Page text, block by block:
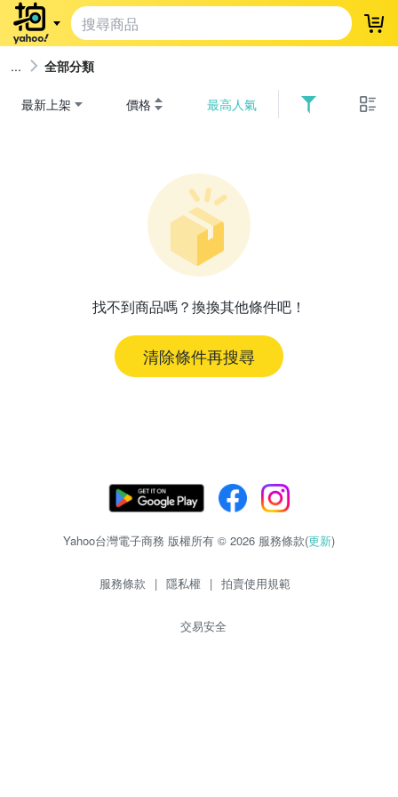
登
全部分類
最新上架 價格 最高人氣
找不到商品嗎？換換其他條件吧！
清除條件再搜尋
Yahoo台灣電子商務 版權所有 © 2026 服務條款(更新)
服務條款 | 隱私權 | 拍賣使用規範
交易安全